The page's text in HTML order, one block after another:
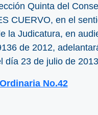
Quinta del
CUERVO, en el
la Judicatura, en
de 2012,
día 23 de julio de
No.42